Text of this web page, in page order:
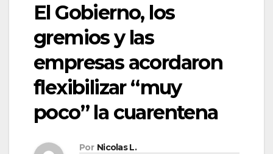
El Gobierno, los
gremios y las
empresas acordaron
flexibilizar “muy
poco” la cuarentena
Por Nicolas L.